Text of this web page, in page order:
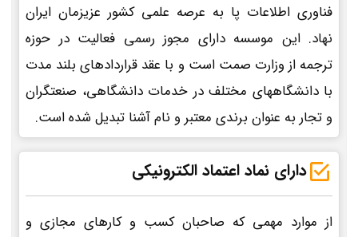
فناوری اطلاعات پا به عرصه علمی کشور عزیزمان ایران
نهاد. این موسسه دارای مجوز رسمی فعالیت در حوزه
ترجمه از وزارت صمت است و با عقد قراردادهای بلند مدت
با دانشگاههای مختلف در خدمات دانشگاهی، صنعتگران
و تجار به عنوان برندی معتبر و نام آشنا تبدیل شده است.
دارای نماد اعتماد الکترونیکی
از موارد مهمی که صاحبان کسب و کارهای مجازی و